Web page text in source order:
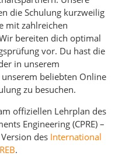
die Schulung kurzweilig
mit zahlreichen
bereiten dich optimal
vor. Du hast die
in unserem
beliebten Online
zu besuchen.
offiziellen Lehrplan des
Engineering (CPRE) –
des International
.